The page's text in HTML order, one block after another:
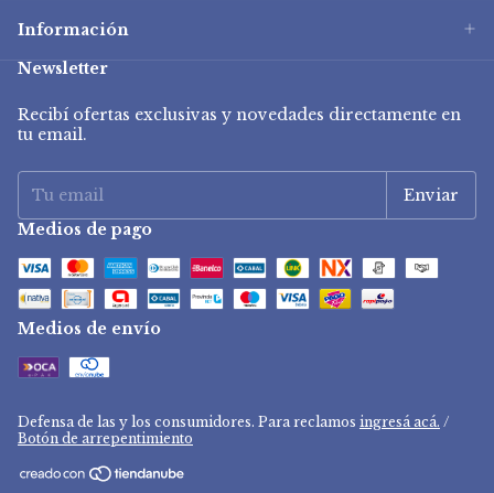
Información
Newsletter
Recibí ofertas exclusivas y novedades directamente en
tu email.
Medios de pago
Medios de envío
Defensa de las y los consumidores. Para reclamos ingresá acá. /
Botón de arrepentimiento